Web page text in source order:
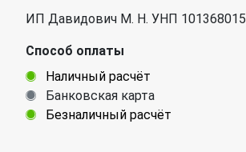
ИП Давидович М. Н. УНП 101368015
Способ оплаты
Наличный расчёт
Банковская карта
Безналичный расчёт